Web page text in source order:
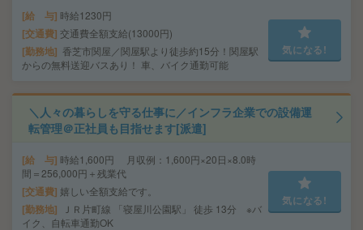
給 与 時給1230円
交通費 交通費全額支給(13000円)
勤務地 香芝市関屋／関屋駅より徒歩約15分！関屋駅
からの無料送迎バスあり！ 車、バイク通勤可能
気になる!
＼人々の暮らしを守る仕事に／インフラ企業での設備運
転管理＠正社員も目指せます[派遣]
給 与 時給1,600円 月収例：1,600円×20日×8.0時
間＝256,000円＋残業代
交通費 嬉しい全額支給です。
勤務地
ＪＲ片町線 「寝屋川公園駅」 徒歩 13分 ※バ
イク、自転車通勤OK
気になる!